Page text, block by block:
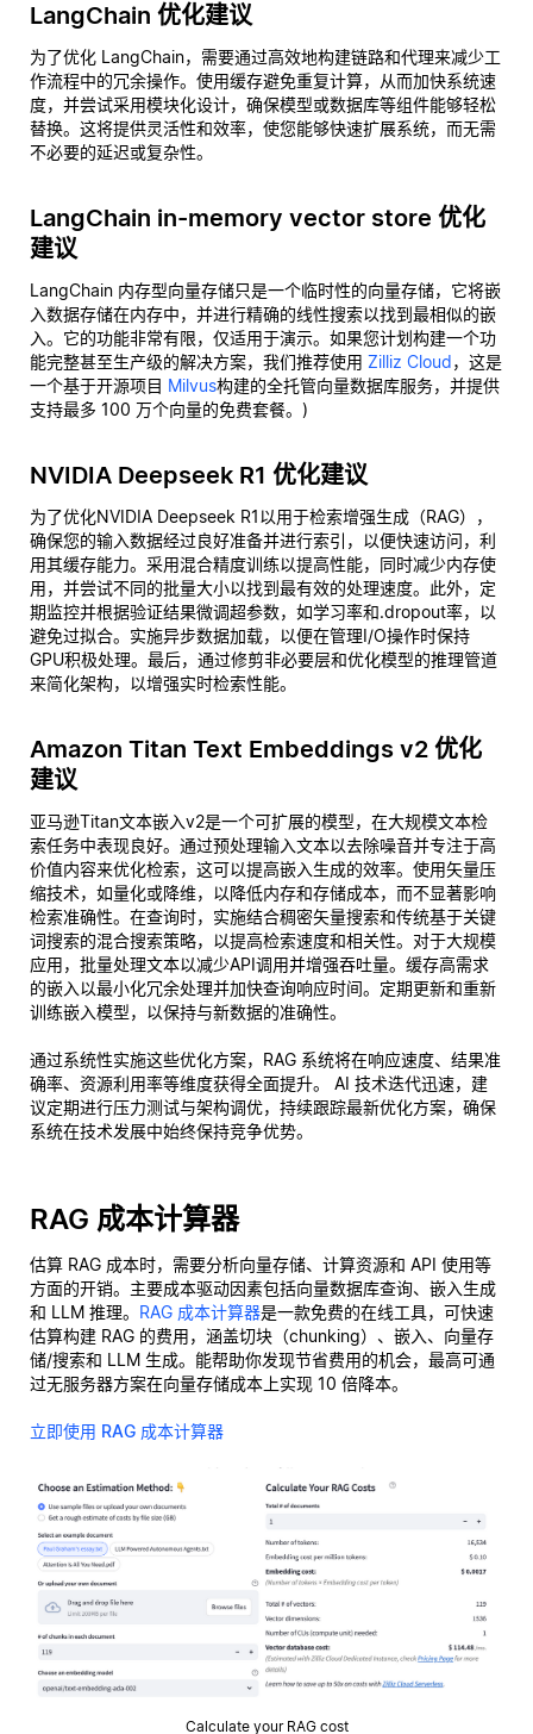
LangChain 优化建议
为了优化 LangChain，需要通过高效地构建链路和代理来减少工
作流程中的冗余操作。使用缓存避免重复计算，从而加快系统速
度，并尝试采用模块化设计，确保模型或数据库等组件能够轻松
替换。这将提供灵活性和效率，使您能够快速扩展系统，而无需
不必要的延迟或复杂性。
LangChain in-memory vector store 优化
建议
LangChain 内存型向量存储只是一个临时性的向量存储，它将嵌
入数据存储在内存中，并进行精确的线性搜索以找到最相似的嵌
入。它的功能非常有限，仅适用于演示。如果您计划构建一个功
能完整甚至生产级的解决方案，我们推荐使用 Zilliz Cloud，这是
一个基于开源项目 Milvus构建的全托管向量数据库服务，并提供
支持最多 100 万个向量的免费套餐。)
NVIDIA Deepseek R1 优化建议
为了优化NVIDIA Deepseek R1以用于检索增强生成（RAG），
确保您的输入数据经过良好准备并进行索引，以便快速访问，利
用其缓存能力。采用混合精度训练以提高性能，同时减少内存使
用，并尝试不同的批量大小以找到最有效的处理速度。此外，定
期监控并根据验证结果微调超参数，如学习率和.dropout率，以
避免过拟合。实施异步数据加载，以便在管理I/O操作时保持
GPU积极处理。最后，通过修剪非必要层和优化模型的推理管道
来简化架构，以增强实时检索性能。
Amazon Titan Text Embeddings v2 优化
建议
亚马逊Titan文本嵌入v2是一个可扩展的模型，在大规模文本检
索任务中表现良好。通过预处理输入文本以去除噪音并专注于高
价值内容来优化检索，这可以提高嵌入生成的效率。使用矢量压
缩技术，如量化或降维，以降低内存和存储成本，而不显著影响
检索准确性。在查询时，实施结合稠密矢量搜索和传统基于关键
词搜索的混合搜索策略，以提高检索速度和相关性。对于大规模
应用，批量处理文本以减少API调用并增强吞吐量。缓存高需求
的嵌入以最小化冗余处理并加快查询响应时间。定期更新和重新
训练嵌入模型，以保持与新数据的准确性。
通过系统性实施这些优化方案，RAG 系统将在响应速度、结果准
确率、资源利用率等维度获得全面提升。 AI 技术迭代迅速，建
议定期进行压力测试与架构调优，持续跟踪最新优化方案，确保
系统在技术发展中始终保持竞争优势。
RAG 成本计算器
估算 RAG 成本时，需要分析向量存储、计算资源和 API 使用等
方面的开销。主要成本驱动因素包括向量数据库查询、嵌入生成
和 LLM 推理。 RAG 成本计算器是一款免费的在线工具，可快速
估算构建 RAG 的费用，涵盖切块（chunking）、嵌入、向量存
储/搜索和 LLM 生成。能帮助你发现节省费用的机会，最高可通
过无服务器方案在向量存储成本上实现 10 倍降本。
立即使用 RAG 成本计算器
Calculate your RAG cost